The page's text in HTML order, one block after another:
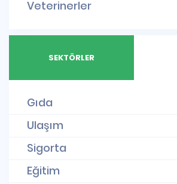
Veterinerler
SEKTÖRLER
Gıda
Ulaşım
Sigorta
Eğitim